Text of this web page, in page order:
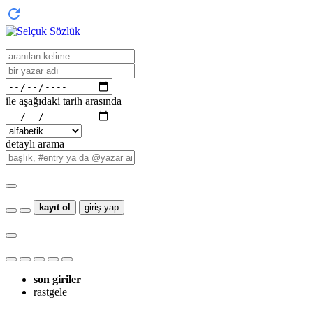
ile aşağıdaki tarih arasında
detaylı arama
kayıt ol giriş yap
son giriler
rastgele